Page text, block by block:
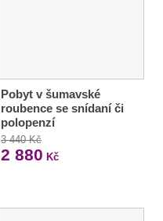
Pobyt v šumavské
roubence se snídaní či
polopenzí
3 440 Kč
2 880 Kč